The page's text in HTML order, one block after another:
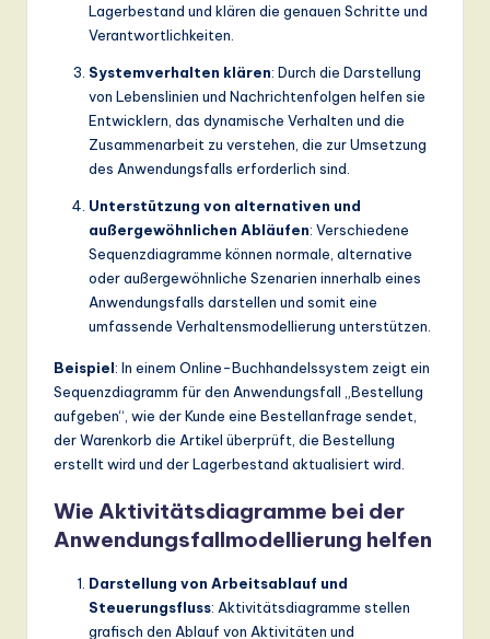
Lagerbestand und klären die genauen Schritte und
Verantwortlichkeiten.
Systemverhalten klären: Durch die Darstellung
von Lebenslinien und Nachrichtenfolgen helfen sie
Entwicklern, das dynamische Verhalten und die
Zusammenarbeit zu verstehen, die zur Umsetzung
des Anwendungsfalls erforderlich sind.
Unterstützung von alternativen und
außergewöhnlichen Abläufen: Verschiedene
Sequenzdiagramme können normale, alternative
oder außergewöhnliche Szenarien innerhalb eines
Anwendungsfalls darstellen und somit eine
umfassende Verhaltensmodellierung unterstützen.
Beispiel: In einem Online-Buchhandelssystem zeigt ein
Sequenzdiagramm für den Anwendungsfall „Bestellung
aufgeben“, wie der Kunde eine Bestellanfrage sendet,
der Warenkorb die Artikel überprüft, die Bestellung
erstellt wird und der Lagerbestand aktualisiert wird.
Wie Aktivitätsdiagramme bei der
Anwendungsfallmodellierung helfen
Darstellung von Arbeitsablauf und
Steuerungsfluss: Aktivitätsdiagramme stellen
grafisch den Ablauf von Aktivitäten und